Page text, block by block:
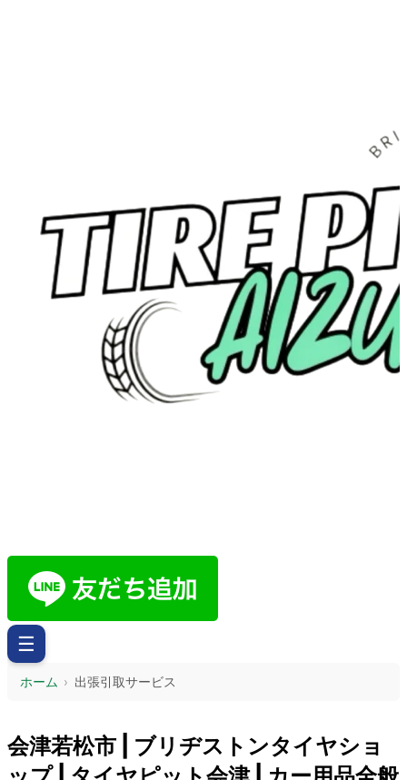
☰
ホーム › 出張引取サービス
出張引取サービス
会津若松市 | ブリヂストンタイヤショ